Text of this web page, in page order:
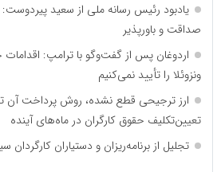
یادبود رئیس رسانه ملی از سعید پیردوست:
صداقت و باورپذیر
اردوغان پس از گفت‌وگو با ترامپ:
ونزوئلا را تأیید نمی‌کنیم
ارز ترجیحی قطع نشده، روش پرداخت آن
تعیین‌تکلیف حقوق کارگران در ماه‌های آینده
تجلیل از برنامه‌ریزان و دستیاران کارگردان